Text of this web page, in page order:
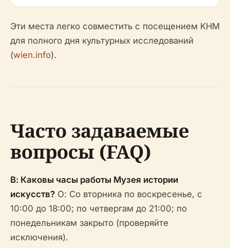
Эти места легко совместить с посещением KHM
для полного дня культурных исследований
(wien.info).
Часто задаваемые
вопросы (FAQ)
В: Каковы часы работы Музея истории
искусств? О: Со вторника по воскресенье, с
10:00 до 18:00; по четвергам до 21:00; по
понедельникам закрыто (проверяйте
исключения).